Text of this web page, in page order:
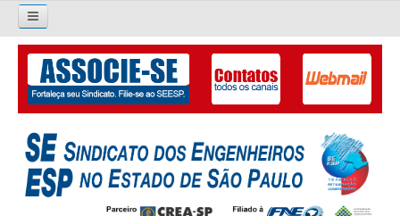
Pesquisar...
O SINDICATO
APRESENTAÇÃO
PALAVRA DO PRESIDENTE